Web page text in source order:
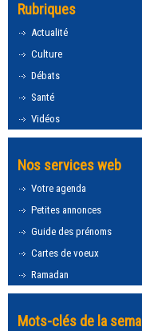
Rubriques
Actualité
Culture
Débats
Santé
Vidéos
Nos services web
Votre agenda
Petites annonces
Guide des prénoms
Cartes de voeux
Ramadan
Mots-clés de la